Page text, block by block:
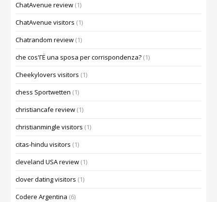
ChatAvenue review (1)
ChatAvenue visitors (1)
Chatrandom review (1)
che cos'ГЁ una sposa per corrispondenza? (1)
Cheekylovers visitors (1)
chess Sportwetten (1)
christiancafe review (1)
christianmingle visitors (1)
citas-hindu visitors (1)
cleveland USA review (1)
clover dating visitors (1)
Codere Argentina (6)